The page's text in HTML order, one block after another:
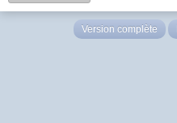
Version complète